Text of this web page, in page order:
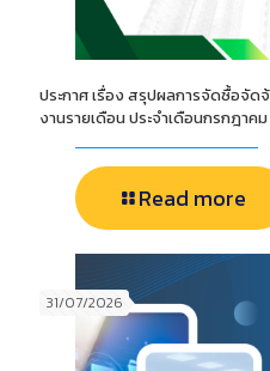
ประกาศ เรื่อง สรุปผลการจัดซื้อจั
งานรายเดือน ประจำเดือนกรกฎาค
Read more
31/07/2026